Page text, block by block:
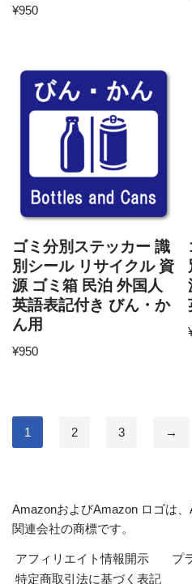
¥950
ゴミ分別ステッカー 識
別シール リサイクル 資
源 ゴミ箱 民泊 外国人
英語表記付き びん・か
ん用
¥950
1 2 3 →
AmazonおよびAmazon ロゴは
関連会社の商標です。
アフィリエイト情報開示
プ
特定商取引法に基づく表記